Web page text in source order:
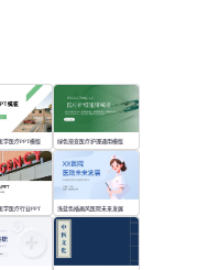
学医疗PPT模版 绿色渐变医疗护理通用模版
学医疗行业PPT 浅蓝色插画风医院未来发展